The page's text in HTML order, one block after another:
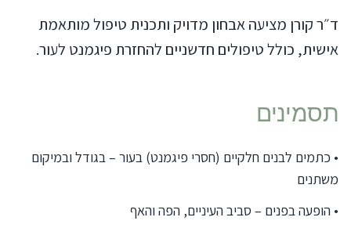
ד״ר קורן מציעה אבחון מדויק ותכנית טיפול מותאמת
אישית, כולל טיפולים חדשניים להחזרת פיגמנט לעור.
תסמינים
• כתמים לבנים חלקיים (חסרי פיגמנט) בעור – בגודל ובמיקום
משתנים
• הופעה בפנים – סביב העיניים, הפה והאף